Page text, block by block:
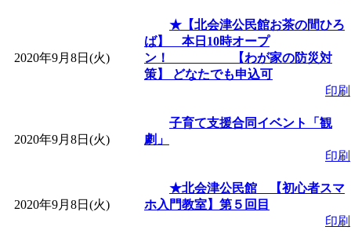
まだまだ暑い！コ
レクリエーション 障
ットせよ！」 受付期
「皆鶴姫のこびる塾
～」 受付期間：～
2020年9月8日(火)
★【北会津公民館お茶の間ひろ
ば】 本日10時オープ
ン！ 【わが家の防災対
策】 どなたでも申込可
印刷
2020年9月8日(火)
子育て支援合同イベント「観
劇」
印刷
2020年9月8日(火)
★北会津公民館 【初心者スマ
ホ入門教室】第５回目
印刷